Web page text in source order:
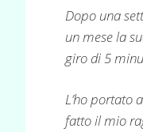
Dopo una
un mese la
giro di 5
L’ho portato
fatto il mio